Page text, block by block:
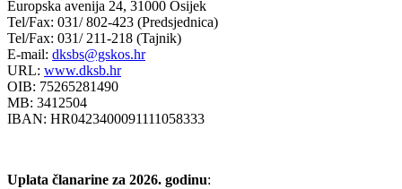
Europska avenija 24, 31000 Osijek
Tel/Fax: 031/ 802-423 (Predsjednica)
Tel/Fax: 031/ 211-218 (Tajnik)
E-mail: dksbs@gskos.hr
URL: www.dksb.hr
OIB: 75265281490
MB: 3412504
IBAN: HR0423400091111058333
Uplata članarine za 2026. godinu: